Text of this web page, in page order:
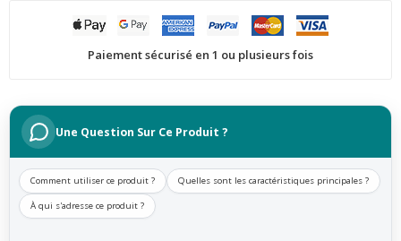
Paiement sécurisé en 1 ou plusieurs fois
Une Question Sur Ce Produit ?
Comment utiliser ce produit ? Quelles sont les caractéristiques principales ?
À qui s'adresse ce produit ?